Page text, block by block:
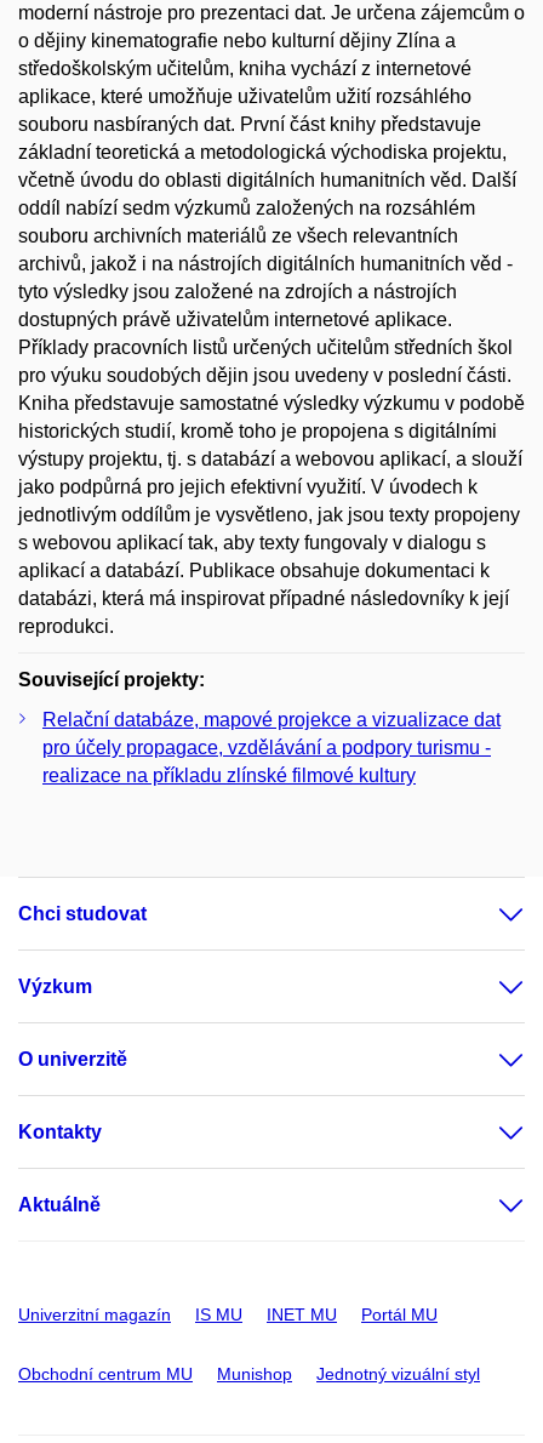
moderní nástroje pro prezentaci dat. Je určena zájemcům o
o dějiny kinematografie nebo kulturní dějiny Zlína a
středoškolským učitelům, kniha vychází z internetové
aplikace, které umožňuje uživatelům užití rozsáhlého
souboru nasbíraných dat. První část knihy představuje
základní teoretická a metodologická východiska projektu,
včetně úvodu do oblasti digitálních humanitních věd. Další
oddíl nabízí sedm výzkumů založených na rozsáhlém
souboru archivních materiálů ze všech relevantních
archivů, jakož i na nástrojích digitálních humanitních věd -
tyto výsledky jsou založené na zdrojích a nástrojích
dostupných právě uživatelům internetové aplikace.
Příklady pracovních listů určených učitelům středních škol
pro výuku soudobých dějin jsou uvedeny v poslední části.
Kniha představuje samostatné výsledky výzkumu v podobě
historických studií, kromě toho je propojena s digitálními
výstupy projektu, tj. s databází a webovou aplikací, a slouží
jako podpůrná pro jejich efektivní využití. V úvodech k
jednotlivým oddílům je vysvětleno, jak jsou texty propojeny
s webovou aplikací tak, aby texty fungovaly v dialogu s
aplikací a databází. Publikace obsahuje dokumentaci k
databázi, která má inspirovat případné následovníky k její
reprodukci.
Související projekty:
Relační databáze, mapové projekce a vizualizace dat
pro účely propagace, vzdělávání a podpory turismu -
realizace na příkladu zlínské filmové kultury
Chci studovat
Výzkum
O univerzitě
Kontakty
Aktuálně
Univerzitní magazín IS MU INET MU Portál MU
Obchodní centrum MU Munishop Jednotný vizuální styl